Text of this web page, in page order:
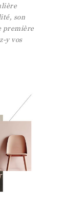
son
première
y vos